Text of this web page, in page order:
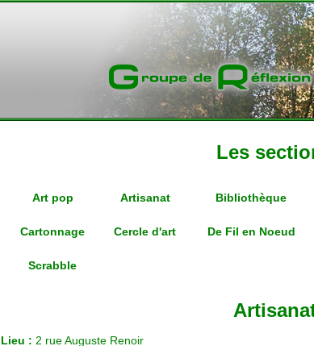
Les
Art pop Artisanat Bibliothèque
Cartonnage Cercle d'art De Fil en Noeud
Scrabble
Lieu : 2 rue Auguste Renoir